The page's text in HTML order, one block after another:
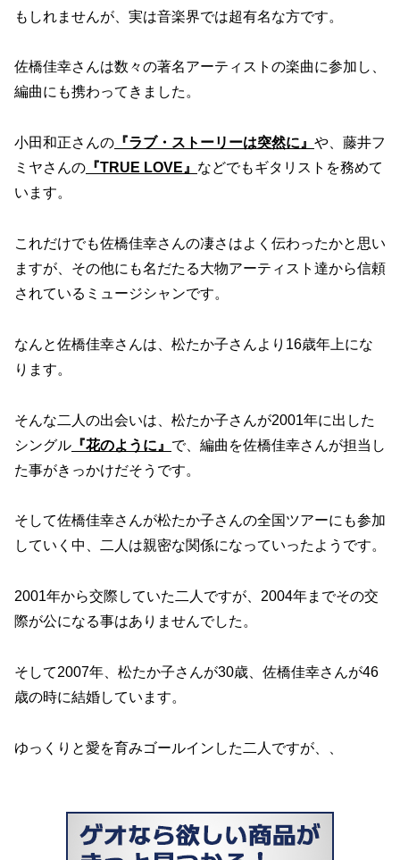
もしれませんが、実は音楽界では超有名な方です。
佐橋佳幸さんは数々の著名アーティストの楽曲に参加し、
編曲にも携わってきました。
小田和正さんの 『ラブ・ストーリーは突然に』 や、藤井フ
ミヤさんの 『TRUE LOVE』 などでもギタリストを務めて
います。
これだけでも佐橋佳幸さんの凄さはよく伝わったかと思い
ますが、その他にも名だたる大物アーティスト達から信頼
されているミュージシャンです。
なんと佐橋佳幸さんは、松たか子さんより16歳年上にな
ります。
そんな二人の出会いは、松たか子さんが2001年に出した
シングル 『花のように』 で、編曲を佐橋佳幸さんが担当し
た事がきっかけだそうです。
そして佐橋佳幸さんが松たか子さんの全国ツアーにも参加
していく中、二人は親密な関係になっていったようです。
2001年から交際していた二人ですが、2004年までその交
際が公になる事はありませんでした。
そして2007年、松たか子さんが30歳、佐橋佳幸さんが46
歳の時に結婚しています。
ゆっくりと愛を育みゴールインした二人ですが、、